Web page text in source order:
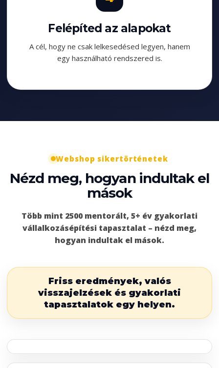
Felépíted az alapokat
A cél, hogy ne csak lelkesedésed legyen, hanem
egy használható rendszered is.
Webshop sikertörténetek
Nézd meg, hogyan indultak el
mások
Több mint 2500 mentorált, 5+ év gyakorlati
vállalkozásépítési tapasztalat – nézd meg,
hogyan indultak el mások.
Friss eredmények, valós
visszajelzések és gyakorlati
tapasztalatok egy helyen.